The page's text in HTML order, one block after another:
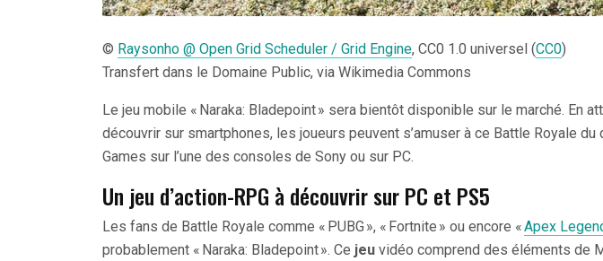
© Raysonho @ Open Grid Scheduler / Grid Engine, CC0 1.0 universel (CC0)
Transfert dans le Domaine Public, via Wikimedia Commons
Le jeu mobile « Naraka: Bladepoint » sera bientôt disponible sur le marché. En
découvrir sur smartphones, les joueurs peuvent s’amuser à ce Battle Royale
Games sur l’une des consoles de Sony ou sur PC.
Un jeu d’action-RPG à découvrir sur PC et PS5
Les fans de Battle Royale comme « PUBG », « Fortnite » ou encore «Apex
probablement « Naraka: Bladepoint ». Ce jeu vidéo comprend des éléments de